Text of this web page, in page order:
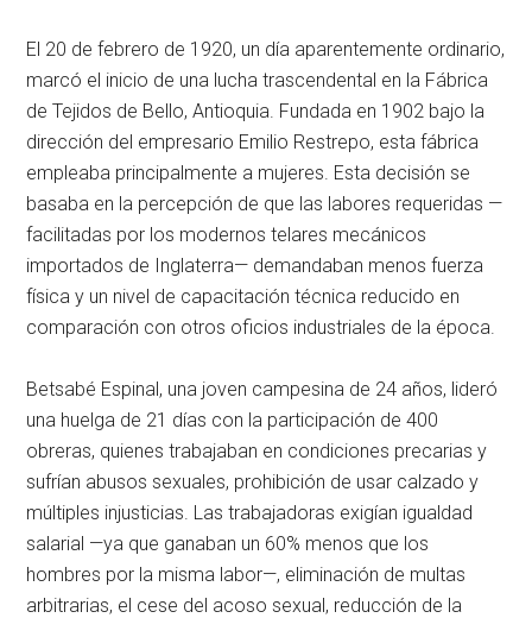
El 20 de febrero de 1920, un día aparentemente ordinario,
marcó el inicio de una lucha trascendental en la Fábrica
de Tejidos de Bello, Antioquia. Fundada en 1902 bajo la
dirección del empresario Emilio Restrepo, esta fábrica
empleaba principalmente a mujeres. Esta decisión se
basaba en la percepción de que las labores requeridas —
facilitadas por los modernos telares mecánicos
importados de Inglaterra— demandaban menos fuerza
física y un nivel de capacitación técnica reducido en
comparación con otros oficios industriales de la época.
Betsabé Espinal, una joven campesina de 24 años, lideró
una huelga de 21 días con la participación de 400
obreras, quienes trabajaban en condiciones precarias y
sufrían abusos sexuales, prohibición de usar calzado y
múltiples injusticias. Las trabajadoras exigían igualdad
salarial —ya que ganaban un 60% menos que los
hombres por la misma labor—, eliminación de multas
arbitrarias, el cese del acoso sexual, reducción de la